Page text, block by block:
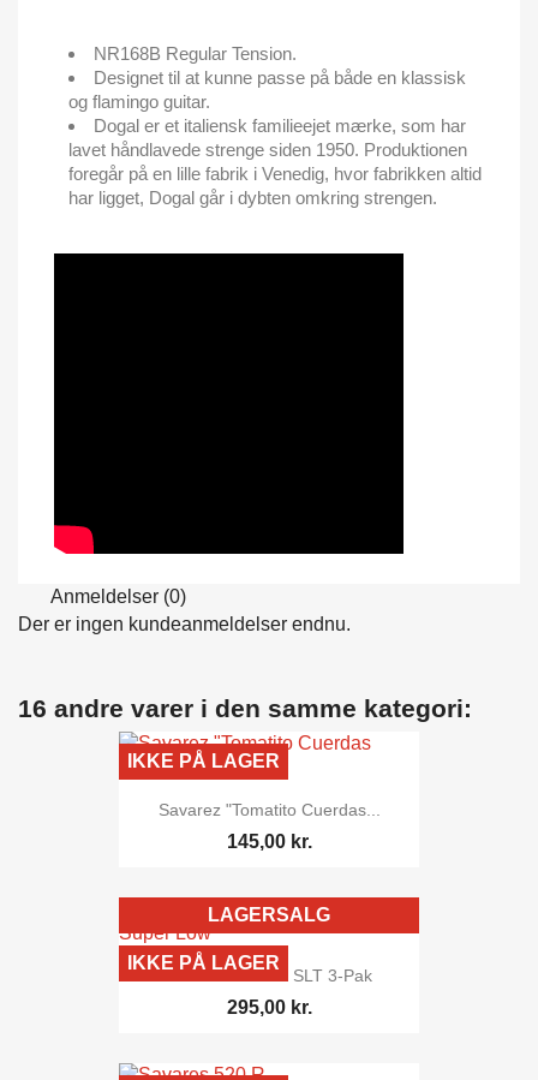
NR168B Regular Tension.
Designet til at kunne passe på både en klassisk
og flamingo guitar.
Dogal er et italiensk familieejet mærke, som har
lavet håndlavede strenge siden 1950. Produktionen
foregår på en lille fabrik i Venedig, hvor fabrikken altid
har ligget, Dogal går i dybten omkring strengen.
Anmeldelser (0)
Der er ingen kundeanmeldelser endnu.
16 andre varer i den samme kategori:
Savarez "Tomatito Cuerdas...
145,00 kr.
IKKE PÅ LAGER
Hannabach 815 SLT 3-Pak
295,00 kr.
LAGERSALG
IKKE PÅ LAGER